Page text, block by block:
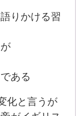
りかける習
ある
化と言うが